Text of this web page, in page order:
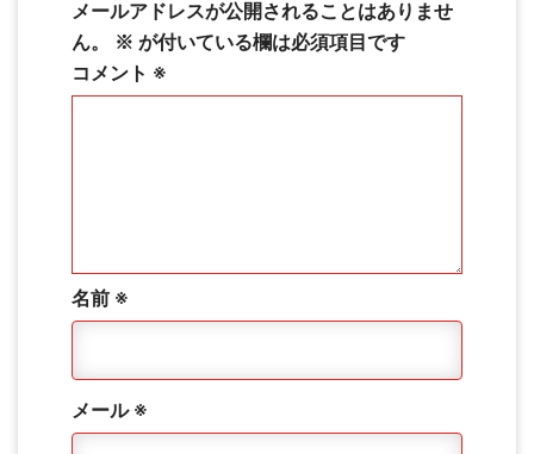
メールアドレスが公開されることはありませ
ん。
※ が付いている欄は必須項目です
コメント ※
名前 ※
メール ※